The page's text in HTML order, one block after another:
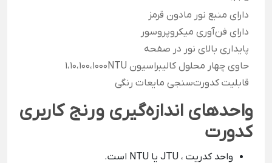
دارای منبع نور مادون قرمز
دارای فن‌آوری میکروپروسور
پایداری بالای نور در صفحه
حاوی چهار محلول کالیبراسیون 1،10،100،1000NTU
قابلیت کدورت‌سنجی مایعات رنگی
واحدهای اندازه‌گيری ورنج کاربری
كدورت
واحد کدریت ، JTU یا NTU است.